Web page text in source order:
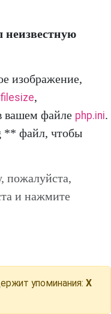
неизвестную
изображение,
,
вашем файле php.ini.
** файл, чтобы
пожалуйста,
и нажмите
упоминания: X